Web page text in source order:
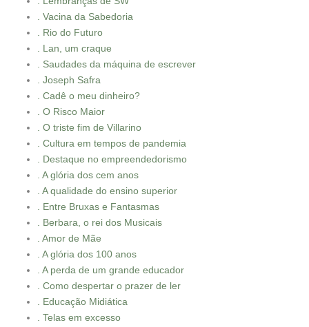
. Vacina da Sabedoria
. Rio do Futuro
. Lan, um craque
. Saudades da máquina de escrever
. Joseph Safra
. Cadê o meu dinheiro?
. O Risco Maior
. O triste fim de Villarino
. Cultura em tempos de pandemia
. Destaque no empreendedorismo
. A glória dos cem anos
. A qualidade do ensino superior
. Entre Bruxas e Fantasmas
. Berbara, o rei dos Musicais
. Amor de Mãe
. A glória dos 100 anos
. A perda de um grande educador
. Como despertar o prazer de ler
. Educação Midiática
. Telas em excesso